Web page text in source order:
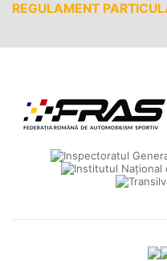
REGULAMENT